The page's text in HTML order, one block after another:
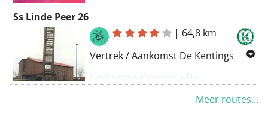
Vertrekpunt:Hotel Hof van Stayen,
Tiensesteenweg 229, 3800 Sint-
Truiden, +3211681234,
hofvanstayen@stayen.com
De 3 ritten van het weekend :
vind je via
Ss Linde Peer 26
| 64,8 km
Vertrek / Aankomst De Kentings
Limburgse Kempen • De
Meer routes...